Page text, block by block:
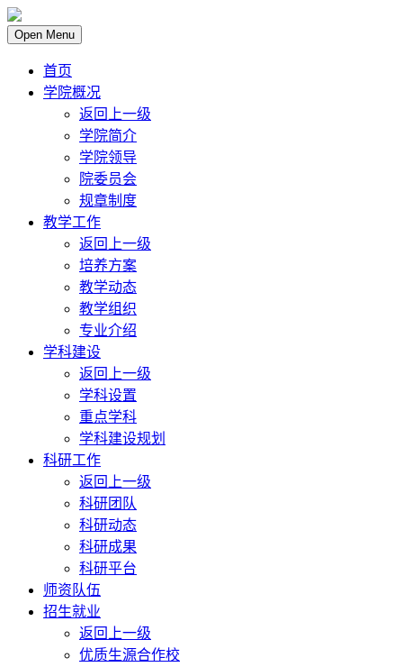
Open Menu
首页
学院概况
返回上一级
学院简介
学院领导
院委员会
规章制度
教学工作
返回上一级
培养方案
教学动态
教学组织
专业介绍
学科建设
返回上一级
学科设置
重点学科
学科建设规划
科研工作
返回上一级
科研团队
科研动态
科研成果
科研平台
师资队伍
招生就业
返回上一级
优质生源合作校